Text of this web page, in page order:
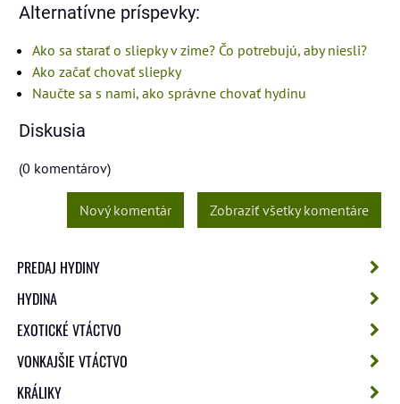
Alternatívne príspevky:
Ako sa starať o sliepky v zime? Čo potrebujú, aby niesli?
Ako začať chovať sliepky
Naučte sa s nami, ako správne chovať hydinu
Diskusia
(0 komentárov)
Zobraziť všetky komentáre
Nový komentár
PREDAJ HYDINY
HYDINA
EXOTICKÉ VTÁCTVO
VONKAJŠIE VTÁCTVO
KRÁLIKY